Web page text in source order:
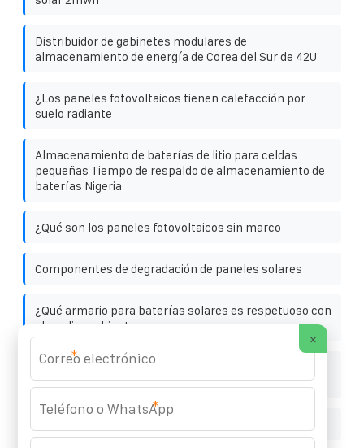
Distribuidor de gabinetes modulares de
almacenamiento de energía de Corea del Sur de 42U
¿Los paneles fotovoltaicos tienen calefacción por
suelo radiante
Almacenamiento de baterías de litio para celdas
pequeñas Tiempo de respaldo de almacenamiento de
baterías Nigeria
¿Qué son los paneles fotovoltaicos sin marco
Componentes de degradación de paneles solares
¿Qué armario para baterías solares es respetuoso con
el medio ambiente
Fabricante de cajas de almacenamiento de energía
portátiles en Ciudad de Guatemala
×
*
*